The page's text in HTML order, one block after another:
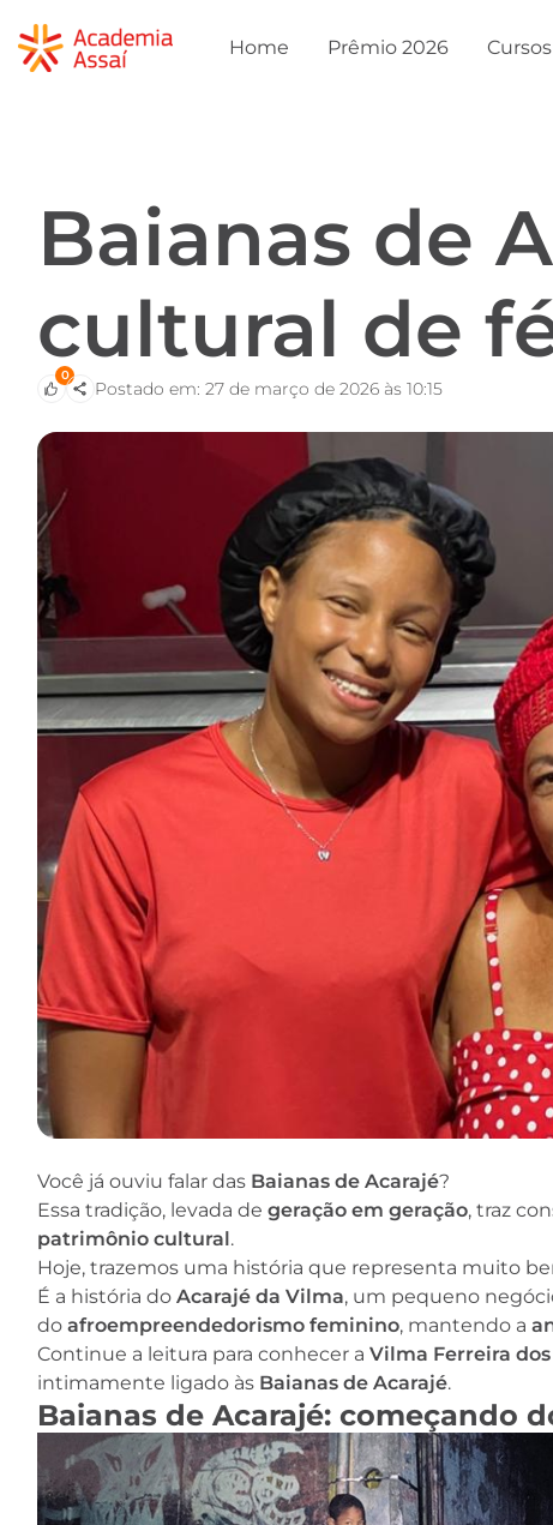
Home Prêmio 2026 Cursos
Baianas de
cultural de
0
Postado em: 27 de março de 2026 às 10:15
Você já ouviu falar das Baianas de Acarajé?
Essa tradição, levada de geração em geração, traz
patrimônio cultural.
Hoje, trazemos uma história que representa muito
É a história do Acarajé da Vilma, um pequeno
do afroempreendedorismo feminino, mantendo a
Continue a leitura para conhecer a Vilma Ferreira
intimamente ligado às Baianas de Acarajé.
Baianas de Acarajé: começando